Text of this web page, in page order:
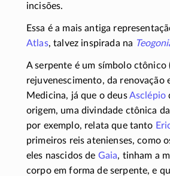
incisões.
Essa é a mais antiga
Atlas, talvez inspirada na
A serpente é um símbolo ctônico
rejuvenescimento, da renovação
Medicina, já que o deusAsclépio
origem, uma divindade ctônica
por exemplo, relata que tanto
primeiros reis atenienses, como
eles nascidos de Gaia, tinham a
corpo em forma de serpente, e